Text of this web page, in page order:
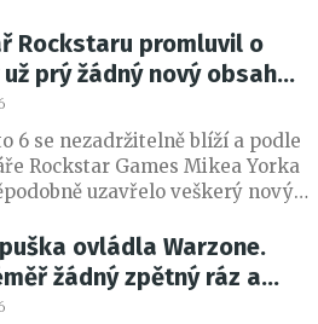
vulgarismy i několik scén s
Rockstaru promluvil o
už prý žádný nový obsah
6 se nezadržitelně blíží a podle
Rockstar Games Mikea Yorka
uzavřelo veškerý nový
ladění a odstraňování chyb.
ovládla Warzone.
žádný zpětný ráz a
vzdálenost